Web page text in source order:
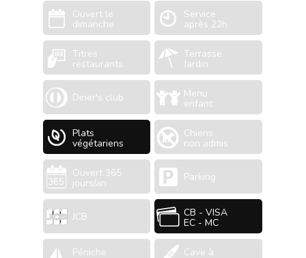
Ouvert le
dimanche
Service
après 22h
Titres
restaurants
Terrasse
Jardin
Diner's club Menu
enfant
Plats
végétariens
Chiens
non admis
Ouvert 365
jours/an Parking
JCB CB - VISA
EC - MC
Péniche Cave à